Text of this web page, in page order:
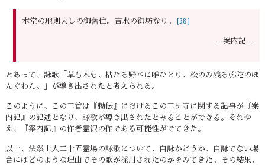
本堂の地則大しの御舊住。吉水の御坊なり。 [38]
－案内記－
とあって、詠歌「草も木も、枯たる野べに唯ひとり、松のみ残る弥陀のほ
んぐわん。」が導き出されたと考えられる。
このように、この二首は『勅伝』におけるこの二ヶ寺に関する記事が『案
内記』の記述となり、詠歌が導き出されたとみることができる。それゆ
え、『案内記』の作者霊沢の作である可能性がでてきた。
以上、法然上人二十五霊場の詠歌について、自詠かどうか、自詠でない場
合にはどのような理由でその歌が採用されたのかをみてきた。その結果、